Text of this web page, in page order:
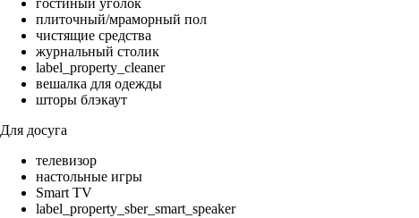
гостиный уголок
плиточный/мраморный пол
чистящие средства
журнальный столик
label_property_cleaner
вешалка для одежды
шторы блэкаут
Для досуга
телевизор
настольные игры
Smart TV
label_property_sber_smart_speaker